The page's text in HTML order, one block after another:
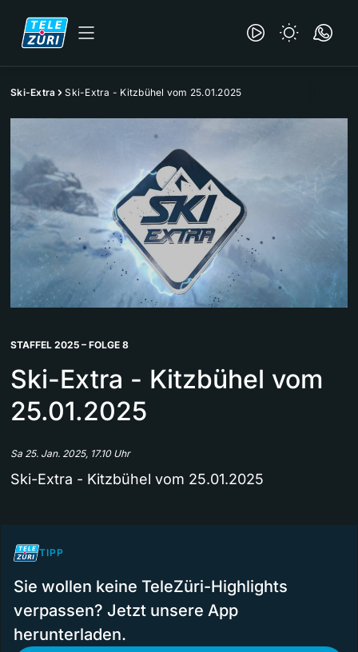
Ski-Extra Ski-Extra - Kitzbühel vom 25.01.2025
STAFFEL 2025 – FOLGE 8
Ski-Extra - Kitzbühel vom
25.01.2025
Sa 25. Jan. 2025, 17.10 Uhr
Ski-Extra - Kitzbühel vom 25.01.2025
TIPP
Sie wollen keine TeleZüri-Highlights
verpassen? Jetzt unsere App
herunterladen.